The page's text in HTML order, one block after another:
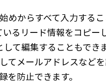
めからすべて入力するこ
るリード情報をコピーし
て編集することもできま
メールアドレスなどを
を防止できます。